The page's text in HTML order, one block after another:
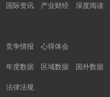
国际资讯 产业财经 深度阅读
竞争情报 心得体会
年度数据 区域数据 国外数据
法律法规